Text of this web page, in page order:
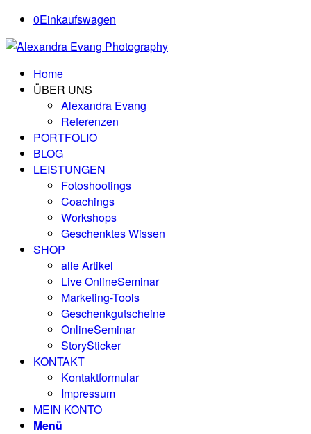
0Einkaufswagen
Home
ÜBER UNS
Alexandra Evang
Referenzen
PORTFOLIO
BLOG
LEISTUNGEN
Fotoshootings
Coachings
Workshops
Geschenktes Wissen
SHOP
alle Artikel
Live OnlineSeminar
Marketing-Tools
Geschenkgutscheine
OnlineSeminar
StorySticker
KONTAKT
Kontaktformular
Impressum
MEIN KONTO
Menü